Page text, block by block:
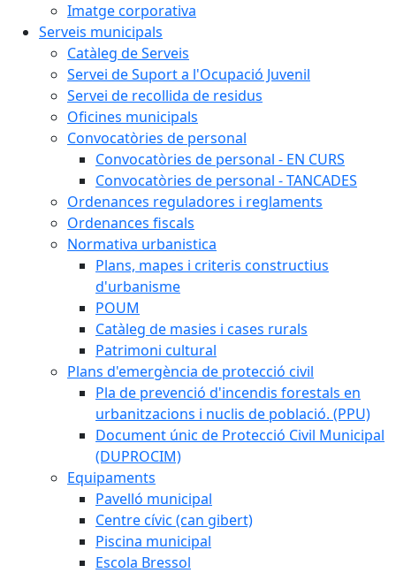
Imatge corporativa
Serveis municipals
Catàleg de Serveis
Servei de Suport a l'Ocupació Juvenil
Servei de recollida de residus
Oficines municipals
Convocatòries de personal
Convocatòries de personal - EN CURS
Convocatòries de personal - TANCADES
Ordenances reguladores i reglaments
Ordenances fiscals
Normativa urbanistica
Plans, mapes i criteris constructius
d'urbanisme
POUM
Catàleg de masies i cases rurals
Patrimoni cultural
Plans d'emergència de protecció civil
Pla de prevenció d'incendis forestals en
urbanitzacions i nuclis de població. (PPU)
Document únic de Protecció Civil Municipal
(DUPROCIM)
Equipaments
Pavelló municipal
Centre cívic (can gibert)
Piscina municipal
Escola Bressol